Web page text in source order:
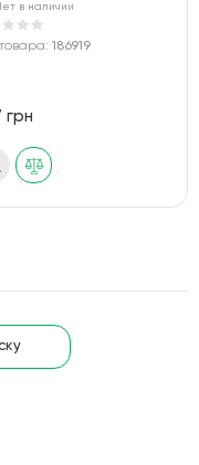
в наличии
товара:186919
грн